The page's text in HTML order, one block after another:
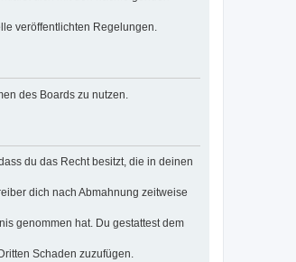
veröffentlichten Regelungen.
des Boards zu nutzen.
du das Recht besitzt, die in deinen
dich nach Abmahnung zeitweise
genommen hat. Du gestattest dem
Schaden zuzufügen.